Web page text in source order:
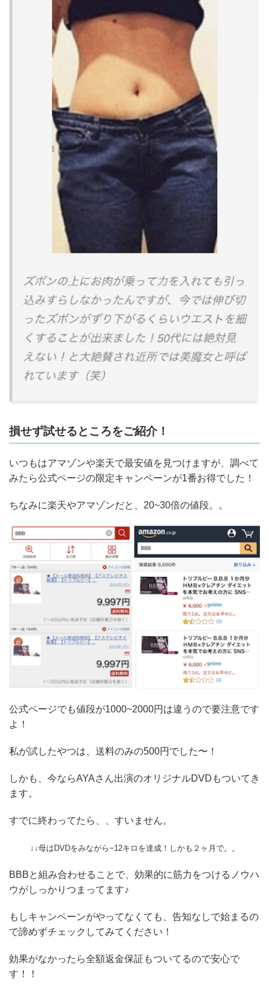
損せず試せるところをご紹介！
いつもはアマゾンや楽天で最安値を見つけますが、調べて
みたら公式ページの限定キャンペーンが1番お得でした！
ちなみに楽天やアマゾンだと、20~30倍の値段。。
公式ページでも値段が1000~2000円は違うので要注意です
よ！
私が試したやつは、送料のみの500円でした〜！
しかも、今ならAYAさん出演のオリジナルDVDもついてき
ます。
すでに終わってたら、、すいません。
↓↓母はDVDをみながら−12キロを達成！しかも２ヶ月で。。
BBBと組み合わせることで、効果的に筋力をつけるノウハ
ウがしっかりつまってます♪
もしキャンペーンがやってなくても、告知なしで始まるの
で諦めずチェックしてみてください！
効果がなかったら全額返金保証もついてるので安心で
す！！